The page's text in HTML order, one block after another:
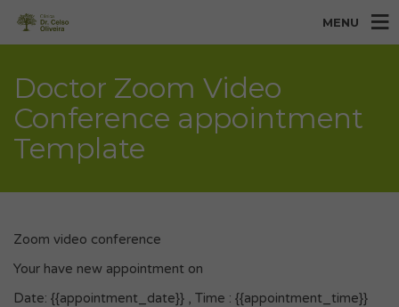
MENU
Doctor Zoom Video
Conference appointment
Template
Zoom video conference
Your have new appointment on
Date: {{appointment_date}} , Time : {{appointment_time}}